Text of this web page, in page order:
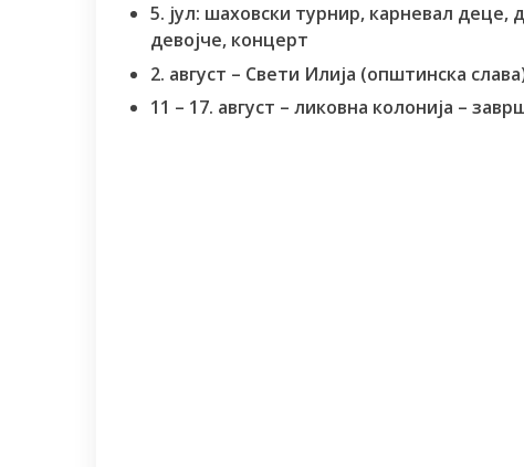
5. јул: шаховски турнир, карневал
девојче, концерт
2. август – Свети Илија (општинска
11 – 17. август – ликовна колонија –